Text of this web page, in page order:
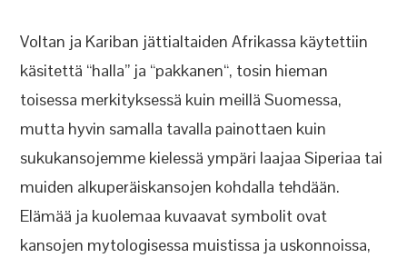
Voltan ja Kariban jättialtaiden Afrikassa käytettiin
käsitettä “halla” ja “pakkanen“, tosin hieman
toisessa merkityksessä kuin meillä Suomessa,
mutta hyvin samalla tavalla painottaen kuin
sukukansojemme kielessä ympäri laajaa Siperiaa tai
muiden alkuperäiskansojen kohdalla tehdään.
Elämää ja kuolemaa kuvaavat symbolit ovat
kansojen mytologisessa muistissa ja uskonnoissa,